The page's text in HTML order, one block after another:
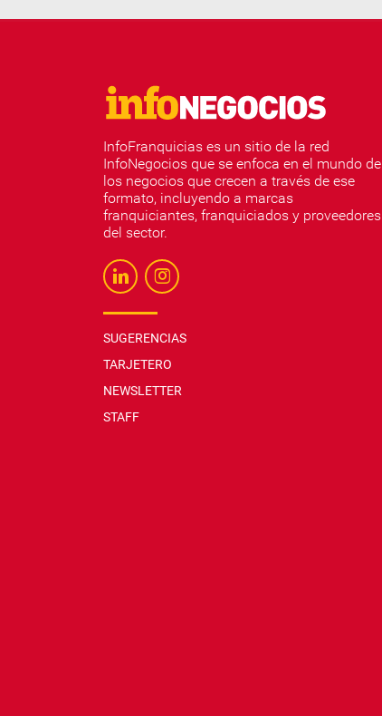
InfoFranquicias es un sitio de la red
InfoNegocios que se enfoca en el mundo de
los negocios que crecen a través de ese
formato, incluyendo a marcas
franquiciantes, franquiciados y proveedores
del sector.
SUGERENCIAS
TARJETERO
NEWSLETTER
STAFF